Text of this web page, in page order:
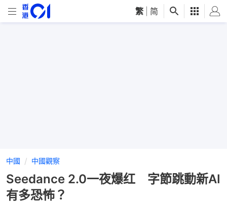
繁 简
中國 中國觀察
Seedance 2.0一夜爆红 字節跳動新AI
有多恐怖？